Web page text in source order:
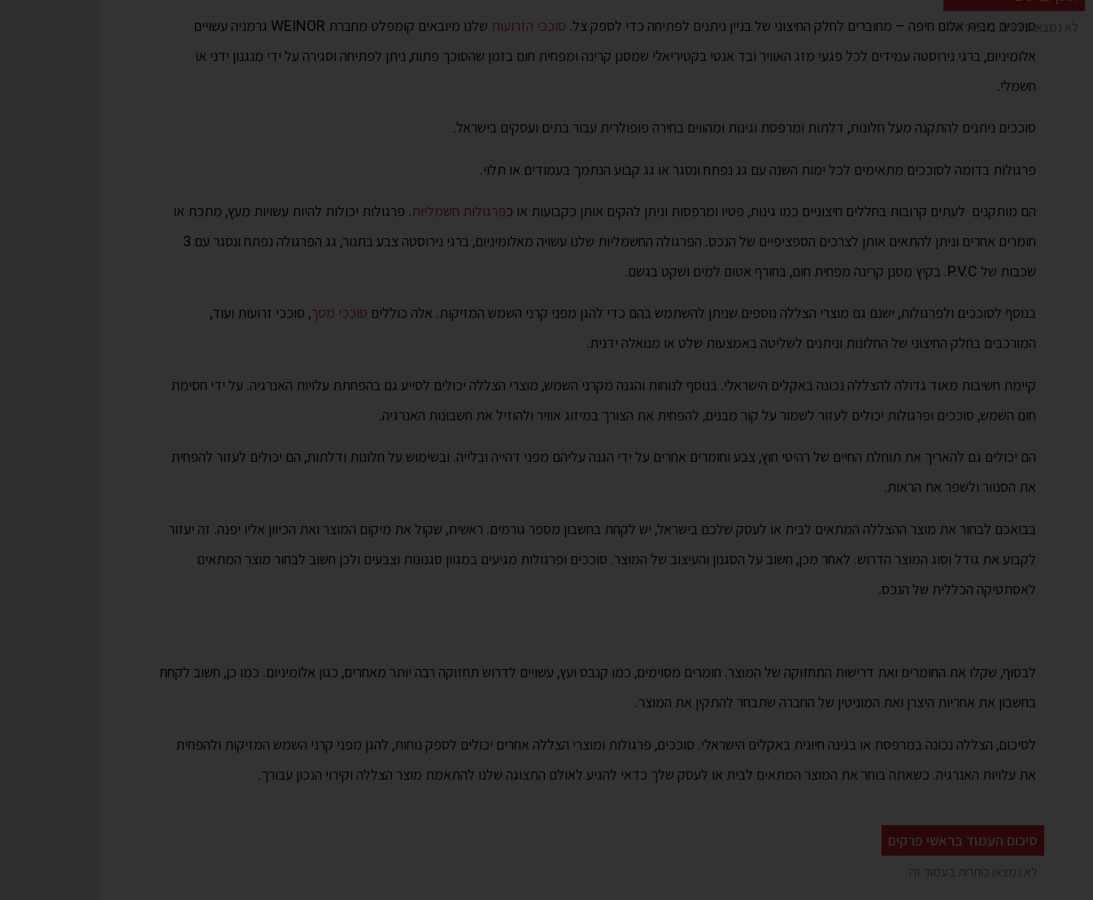
לא נמצאו כותרות בעמוד זה
סוככים מבית אלום חיפה – מחוברים לחלק החיצוני של בניין ניתנים לפתיחה כדי לספק צל. סוככי הזרועות
שלנו מיובאים קומפלט מחברת WEINOR גרמניה עשויים
אלומיניום, ברגי נירוסטה עמידים לכל פגעי מזג האוויר ובד אנטי בקטיריאלי שמסנן קרינה ומפחית חום בזמן שהסוכך פתוח, ניתן לפתיחה וסגירה על ידי מנגנון ידני או
חשמלי.
סוככים ניתנים להתקנה מעל חלונות, דלתות ומרפסת וגינות ומהווים בחירה פופולרית עבור בתים ועסקים בישראל.
פרגולות בדומה לסוככים מתאימים לכל ימות השנה עם גג נפתח ונסגר או גג קבוע הנתמך בעמודים או תלוי.
הם מותקנים לעתים קרובות בחללים חיצוניים כמו גינות, פטיו ומרפסות וניתן להקים אותן כקבועות או כפרגולות חשמליות. פרגולות יכולות להיות עשויות מעץ, מתכת או
חומרים אחרים וניתן להתאים אותן לצרכים הספציפיים של הנכס. הפרגולה החשמליות שלנו עשויה מאלומיניום, ברגי נירוסטה צבע בתנור, גג הפרגולה נפתח ונסגר עם 3
שכבות של P.V.C. בקיץ מסנן קרינה מפחית חום, בחורף אטום למים ושקט בגשם.
בנוסף לסוככים ולפרגולות, ישנם גם מוצרי הצללה נוספים שניתן להשתמש בהם כדי להגן מפני קרני השמש המזיקות. אלה כוללים סוככי מסך, סוככי זרועות ועוד,
המורכבים בחלק החיצוני של החלונות וניתנים לשליטה באמצעות שלט או מנואלה ידנית.
קיימת חשיבות מאוד גדולה להצללה נכונה באקלים הישראלי. בנוסף לנוחות והגנה מקרני השמש, מוצרי הצללה יכולים לסייע גם בהפחתת עלויות האנרגיה. על ידי חסימת
חום השמש, סוככים ופרגולות יכולים לעזור לשמור על קור מבנים, להפחית את הצורך במיזוג אוויר ולהוזיל את חשבונות האנרגיה.
הם יכולים גם להאריך את תוחלת החיים של רהיטי חוץ, צבע וחומרים אחרים על ידי הגנה עליהם מפני דהייה ובלייה. ובשימוש על חלונות ודלתות, הם יכולים לעזור להפחית
את הסנוור ולשפר את הראות.
בבואכם לבחור את מוצר ההצללה המתאים לבית או לעסק שלכם בישראל, יש לקחת בחשבון מספר גורמים. ראשית, שקול את מיקום המוצר ואת הכיוון אליו יפנה. זה יעזור
לקבוע את גודל וסוג המוצר הדרוש. לאחר מכן, חשוב על הסגנון והעיצוב של המוצר. סוככים ופרגולות מגיעים במגוון סגנונות וצבעים ולכן חשוב לבחור מוצר המתאים
לאסתטיקה הכללית של הנכס.
לבסוף, שקלו את החומרים ואת דרישות התחזוקה של המוצר. חומרים מסוימים, כמו קנבס ועץ, עשויים לדרוש תחזוקה רבה יותר מאחרים, כגון אלומיניום. כמו כן, חשוב לקחת
בחשבון את אחריות היצרן ואת המוניטין של החברה שתבחר להתקין את המוצר.
לסיכום, הצללה נכונה במרפסת או בגינה חיונית באקלים הישראלי. סוככים, פרגולות ומוצרי הצללה אחרים יכולים לספק נוחות, להגן מפני קרני השמש המזיקות ולהפחית
את עלויות האנרגיה. כשאתה בוחר את המוצר המתאים לבית או לעסק שלך כדאי להגיע לאולם התצוגה שלנו להתאמת מוצר הצללה וקירוי הנכון עבורך.
סיכום העמוד בראשי פרקים
לא נמצאו כותרות בעמוד זה